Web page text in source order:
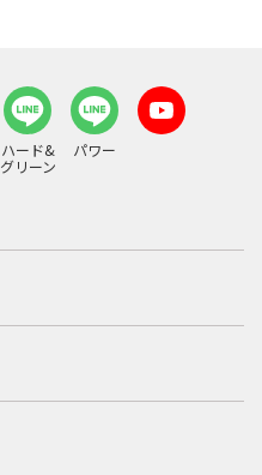
ハード&
グリーン
パワー